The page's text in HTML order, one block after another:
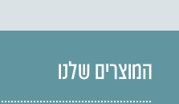
המוצרים שלנו